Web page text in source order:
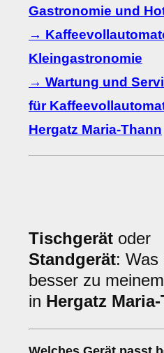
Gastronomie und
→
Kleingastronomie
→ Wartung und
für
Hergatz Maria-Thann
Tischgerät oder
Standgerät: Was
besser zu
in Hergatz